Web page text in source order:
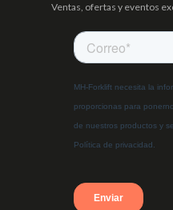
Ventas, ofertas y eventos